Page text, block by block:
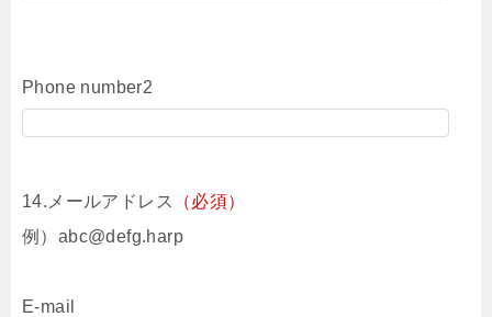
Phone number2
14.メールアドレス
（必須）
例）abc@defg.harp
E-mail